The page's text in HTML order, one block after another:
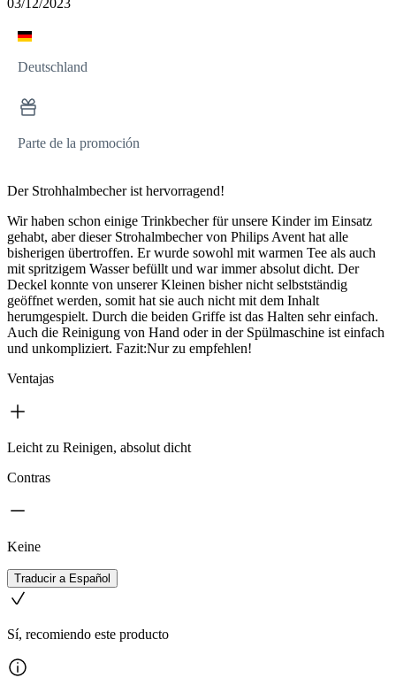
03/12/2023
Deutschland
Parte de la promoción
Der Strohhalmbecher ist hervorragend!
Wir haben schon einige Trinkbecher für unsere Kinder im Einsatz
gehabt, aber dieser Strohalmbecher von Philips Avent hat alle
bisherigen übertroffen. Er wurde sowohl mit warmen Tee als auch
mit spritzigem Wasser befüllt und war immer absolut dicht. Der
Deckel konnte von unserer Kleinen bisher nicht selbstständig
geöffnet werden, somit hat sie auch nicht mit dem Inhalt
herumgespielt. Durch die beiden Griffe ist das Halten sehr einfach.
Auch die Reinigung von Hand oder in der Spülmaschine ist einfach
und unkompliziert. Fazit:Nur zu empfehlen!
Ventajas
Leicht zu Reinigen, absolut dicht
Contras
Keine
Traducir a Español
Sí, recomiendo este producto